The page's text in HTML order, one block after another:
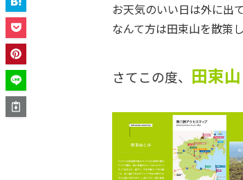
お天気のいい日は外に出
なんて方は田束山を散策
さてこの度、 田束